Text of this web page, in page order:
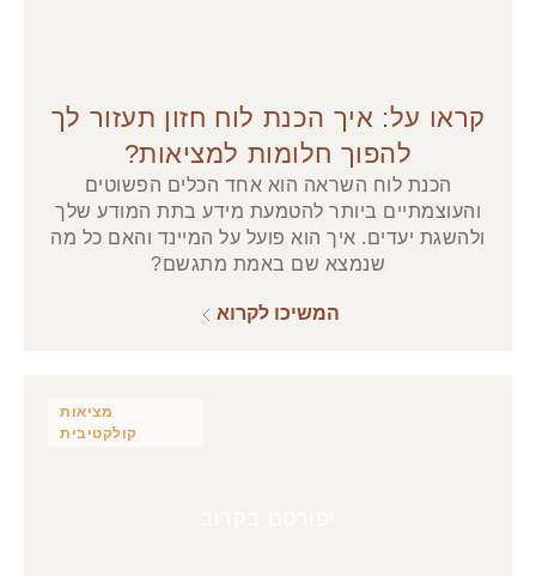
קראו על: איך הכנת לוח חזון תעזור לך
להפוך חלומות למציאות?
הכנת לוח השראה הוא אחד הכלים הפשוטים
והעוצמתיים ביותר להטמעת מידע בתת המודע שלך
ולהשגת יעדים. איך הוא פועל על המיינד והאם כל מה
שנמצא שם באמת מתגשם?
המשיכו לקרוא
מציאות
קולקטיבית